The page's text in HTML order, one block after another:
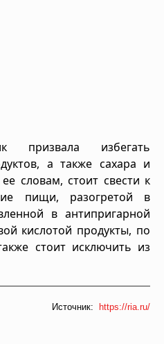
призвала избегать
а также сахара и
словам, стоит свести к
пищи, разогретой в
в антипригарной
кислотой продукты, по
стоит исключить из
Источник: https://ria.ru/